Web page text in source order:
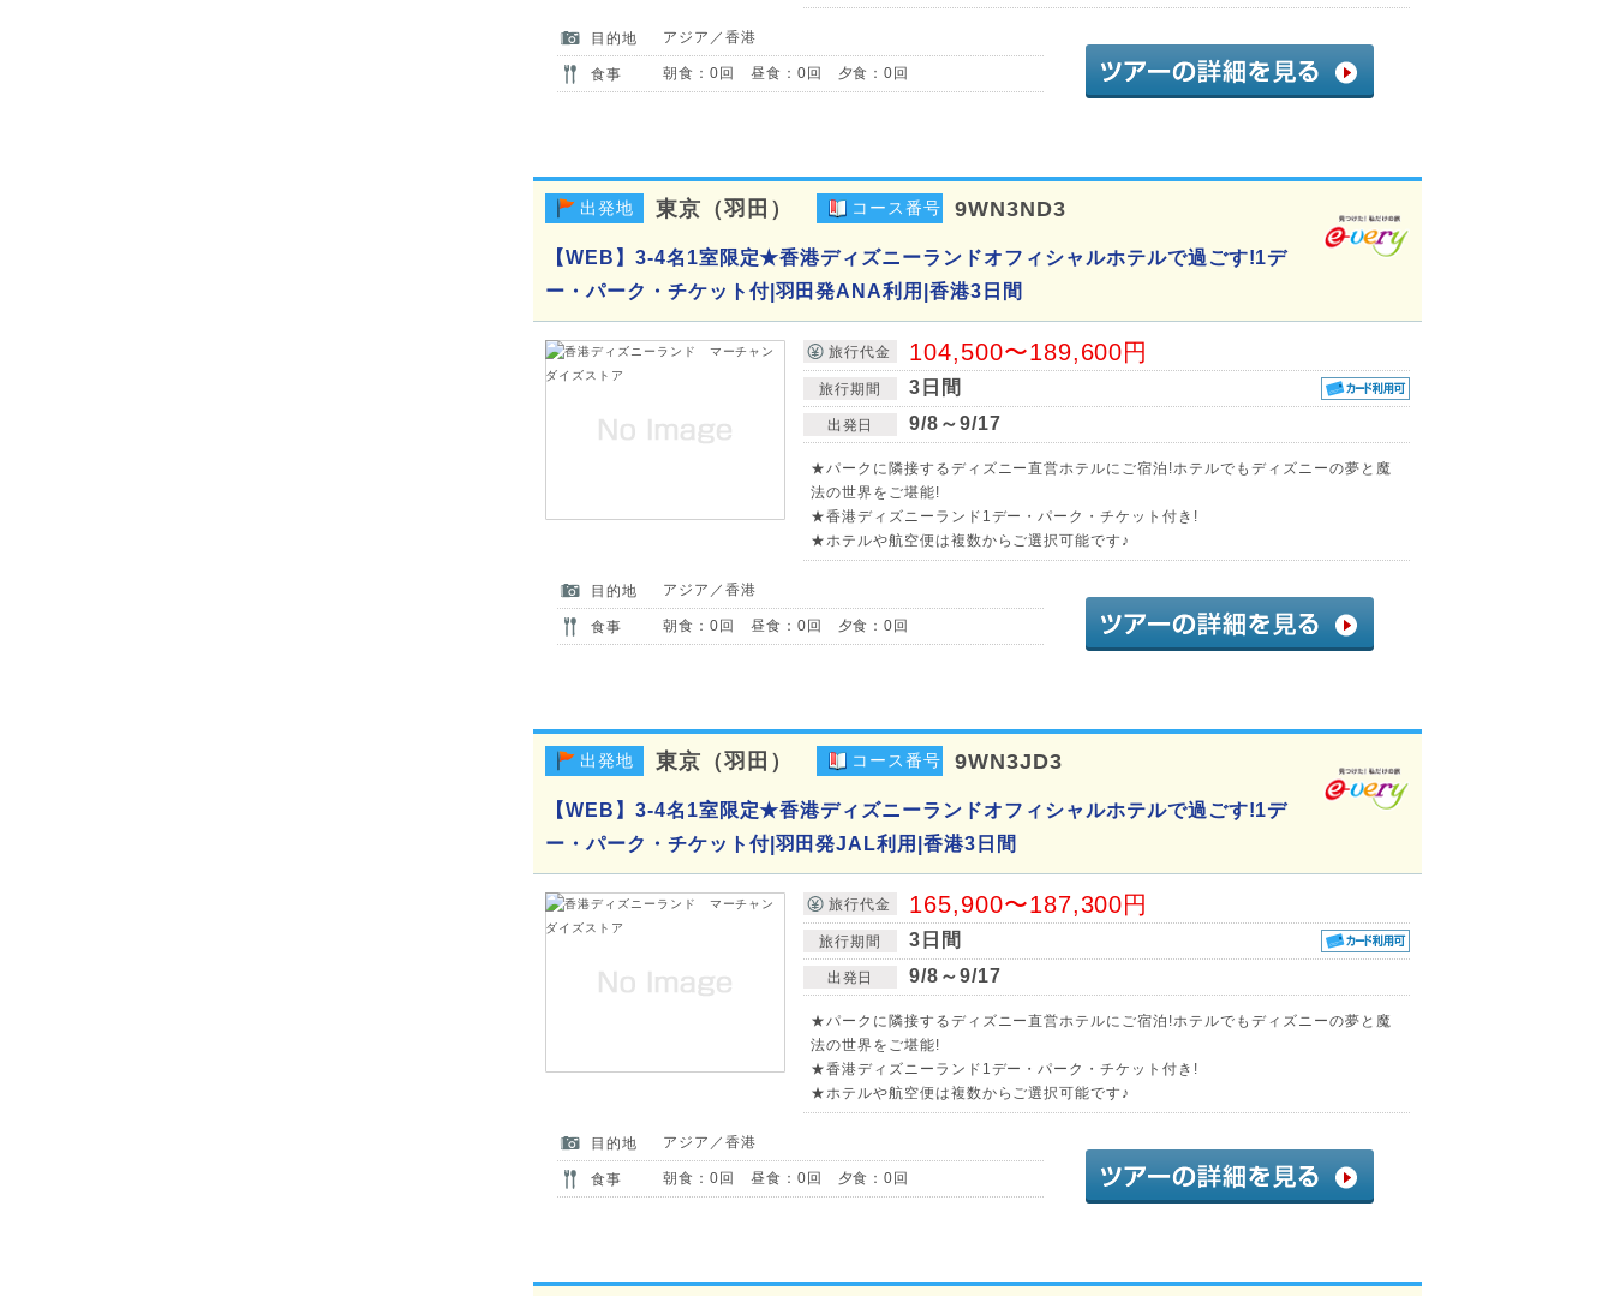
目的地 アジア／香港
食事 朝食：0回 昼食：0回 夕食：0回
出発地 東京（羽田） コース番号 9WN3ND3
【WEB】3-4名1室限定★香港ディズニーランドオフィシャルホテルで過ごす!1デ
ー・パーク・チケット付|羽田発ANA利用|香港3日間
旅行代金 104,500〜189,600円
旅行期間 3日間
出発日 9/8～9/17
★パークに隣接するディズニー直営ホテルにご宿泊!ホテルでもディズニーの夢と魔
法の世界をご堪能!
★香港ディズニーランド1デー・パーク・チケット付き!
★ホテルや航空便は複数からご選択可能です♪
目的地 アジア／香港
食事 朝食：0回 昼食：0回 夕食：0回
出発地 東京（羽田） コース番号 9WN3JD3
【WEB】3-4名1室限定★香港ディズニーランドオフィシャルホテルで過ごす!1デ
ー・パーク・チケット付|羽田発JAL利用|香港3日間
旅行代金 165,900〜187,300円
旅行期間 3日間
出発日 9/8～9/17
★パークに隣接するディズニー直営ホテルにご宿泊!ホテルでもディズニーの夢と魔
法の世界をご堪能!
★香港ディズニーランド1デー・パーク・チケット付き!
★ホテルや航空便は複数からご選択可能です♪
目的地 アジア／香港
食事 朝食：0回 昼食：0回 夕食：0回